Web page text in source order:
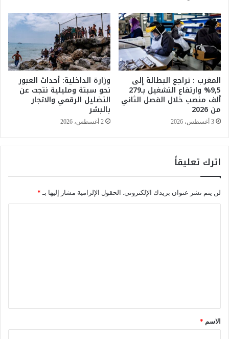
ن
ي
ن
و
ل
ث
ل
ا
ث
ا
المغرب : تراجع البطالة إلى
9,5% وارتفاع التشغيل بـ279
ألف منصب خلال الفصل الثاني
من 2026
3 أغسطس، 2026
وزارة الداخلية: أحداث العبور
نحو سبتة ومليلية نتجت عن
التضليل الرقمي والاتجار
بالبشر
2 أغسطس، 2026
اترك تعليقاً
لن يتم نشر عنوان بريدك الإلكتروني. الحقول الإلزامية مشار إليها بـ *
*
الاسم *